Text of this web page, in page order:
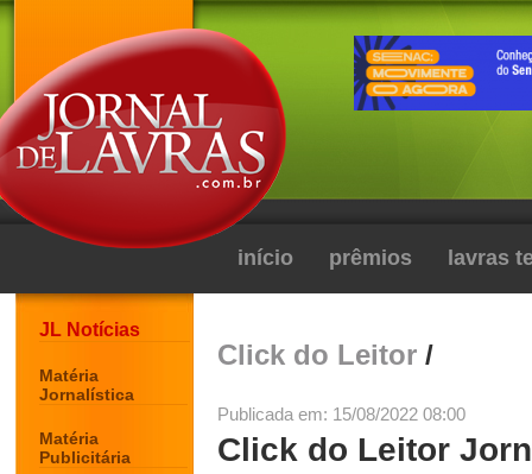
início prêmios lavras
JL Notícias
Matéria
Jornalística
Matéria
Publicitária
Click do Leitor /
Publicada em: 15/08/2022 08:00
Click do Leitor